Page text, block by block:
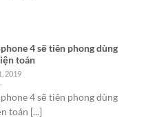
4 sẽ tiên phong dùng
toán
2019
4 sẽ tiên phong dùng
toán [...]